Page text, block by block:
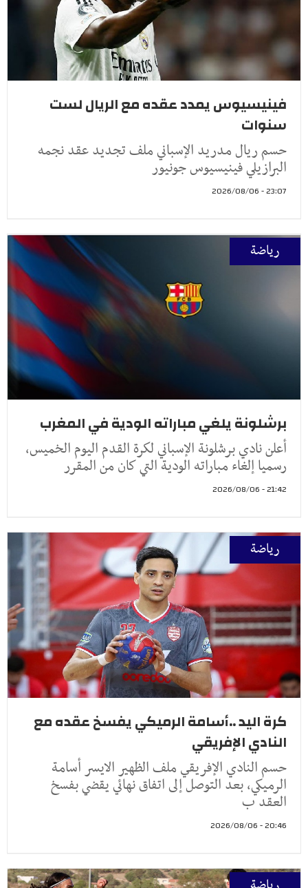
فينيسيوس يمدد عقده مع الريال لست
سنوات
حسم ريال مدريد الإسباني ملف تجديد عقد نجمه
البرازيلي فينيسيوس جونيور
23:07 - 2026/08/06
رياضة
برشلونة يلغي مباراته الودية في المغرب
أعلن نادي برشلونة الإسباني لكرة القدم اليوم الخميس،
رسميا إلغاء مباراته الودية التي كان من المقرر
21:42 - 2026/08/06
رياضة
كرة اليد ..أسامة الرميكي يفسخ عقده مع
النادي الإفريقي
حسم النادي الإفريقي ملف الظهير الايسر أسامة
الرميكي، بعد التوصل إلى اتفاق نهائي يقضي بفسخ
العقد ب
20:46 - 2026/08/06